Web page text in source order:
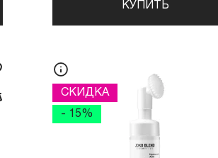
КУПИТЬ
СКИДКА
- 15%